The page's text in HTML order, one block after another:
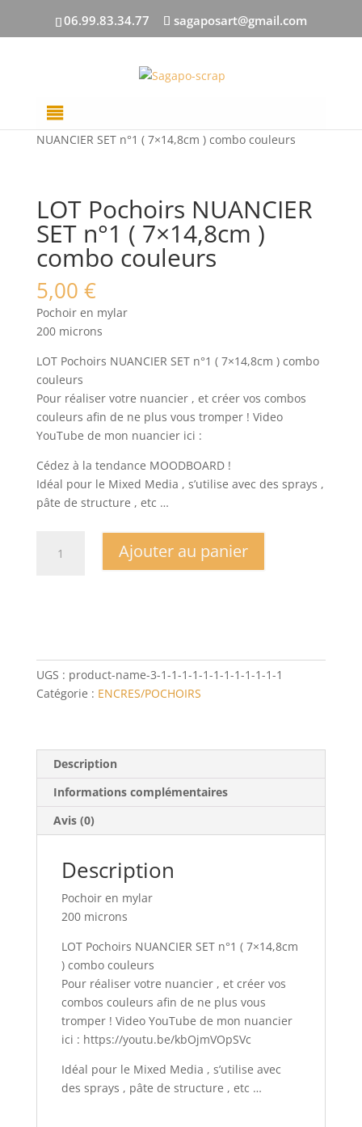
06.99.83.34.77 sagaposart@gmail.com
Accueil
NUANCIER SET n°1 ( 7×14,8cm ) combo couleurs
LOT Pochoirs NUANCIER
SET n°1 ( 7×14,8cm )
combo couleurs
5,00 €
Pochoir en mylar
200 microns
LOT Pochoirs NUANCIER SET n°1 ( 7×14,8cm ) combo
couleurs
Pour réaliser votre nuancier , et créer vos combos
couleurs afin de ne plus vous tromper ! Video
YouTube de mon nuancier ici :
Cédez à la tendance MOODBOARD !
Idéal pour le Mixed Media , s’utilise avec des sprays ,
pâte de structure , etc …
(
7x14,8cm
Ajouter au panier
UGS : product-name-3-1-1-1-1-1-1-1-1-1-1-1-1
Catégorie : ENCRES/POCHOIRS
Description
Informations complémentaires
Avis (0)
Description
Pochoir en mylar
200 microns
LOT Pochoirs NUANCIER SET n°1 ( 7×14,8cm
) combo couleurs
Pour réaliser votre nuancier , et créer vos
combos couleurs afin de ne plus vous
tromper ! Video YouTube de mon nuancier
ici : https://youtu.be/kbOjmVOpSVc
Idéal pour le Mixed Media , s’utilise avec
des sprays , pâte de structure , etc …